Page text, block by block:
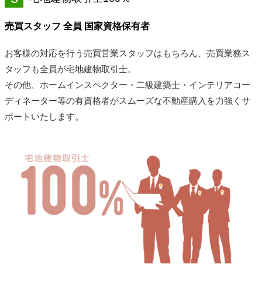
売買スタッフ 全員 国家資格保有者
お客様の対応を行う売買営業スタッフはもちろん、売買業務ス
タッフも全員が宅地建物取引士。
その他、ホームインスペクター・二級建築士・インテリアコー
ディネーター等の有資格者がスムーズな不動産購入を力強くサ
ポートいたします。